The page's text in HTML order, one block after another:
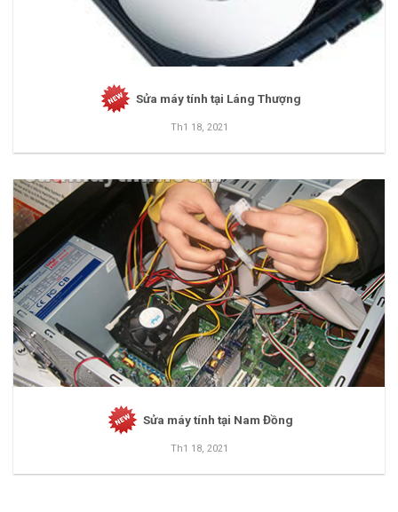
Sửa máy tính tại Láng Thượng
Th1 18, 2021
Sửa máy tính tại Nam Đồng
Th1 18, 2021